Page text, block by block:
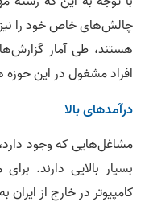
چالش‌های خاص خود را
هستند، طی آمار
افراد مشغول در این حوزه
درآمد‌های بالا
مشاغل‌هایی که وجود
بسیار بالایی دارند.
کامپیوتر در خارج از